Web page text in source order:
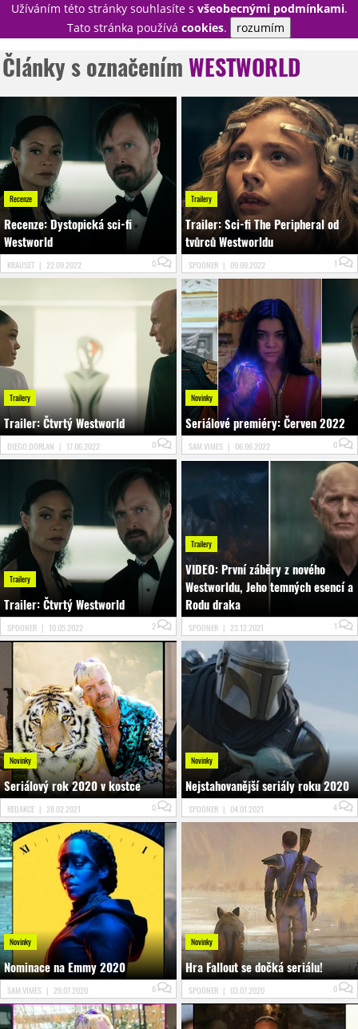
Užíváním této stránky souhlasíte s všeobecnými podmínkami.
Tato stránka používá cookies. rozumím
PŘIHLÁSIT
NOVINKY
TÉMATA
RECENZE
EPIZODY
KULT
TRAILERY
GALERIE
DISKUZE
STATISTIKY
TIRÁŽ
Články s označenímWESTWORLD
Recenze
Recenze: Dystopická sci-fi
Westworld
KRAUSET | 22.09.2022 0
Trailery
Trailer: Sci-fi The Peripheral od
tvůrců Westworldu
SPOONER | 09.09.2022 1
Trailery
Trailer: Čtvrtý Westworld
DIEGO.DORLAN | 17.06.2022 0
Novinky
Seriálové premiéry: Červen 2022
SAM.VIMES | 06.06.2022 0
Trailery
Trailer: Čtvrtý Westworld
SPOONER | 10.05.2022 2
Trailery
VIDEO: První záběry z nového
Westworldu, Jeho temných esencí a
Rodu draka
SPOONER | 23.12.2021 1
Novinky
Seriálový rok 2020 v kostce
REDAKCE | 28.02.2021 0
Novinky
Nejstahovanější seriály roku 2020
SPOONER | 04.01.2021 4
Novinky
Nominace na Emmy 2020
SAM.VIMES | 29.07.2020 6
Novinky
Hra Fallout se dočká seriálu!
SPOONER | 03.07.2020 0